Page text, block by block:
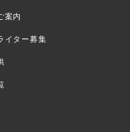
案内
イター募集